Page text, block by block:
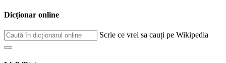
Dicționar online
Scrie ce vrei sa cauți pe Wikipedia